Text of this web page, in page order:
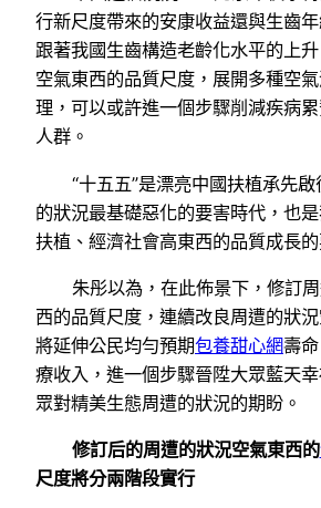
行新尺度帶來的安康收益還與生齒
跟著我國生齒構造老齡化水平的上
空氣東西的品質尺度，展開多種空
理，可以或許進一個步驟削減疾病
人群。
“十五五”是漂亮中國扶植承先
的狀況最基礎惡化的要害時代，也
扶植、經濟社會高東西的品質成長的
朱彤以為，在此佈景下，修訂
西的品質尺度，連續改良周遭的狀
將延伸公民均勻預期包養甜心網壽
療收入，進一個步驟晉陞大眾藍天
眾對精美生態周遭的狀況的期盼。
修訂后的周遭的狀況空氣東西的
尺度將分兩階段實行